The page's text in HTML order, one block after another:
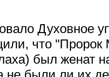
Духовное
что
был женат